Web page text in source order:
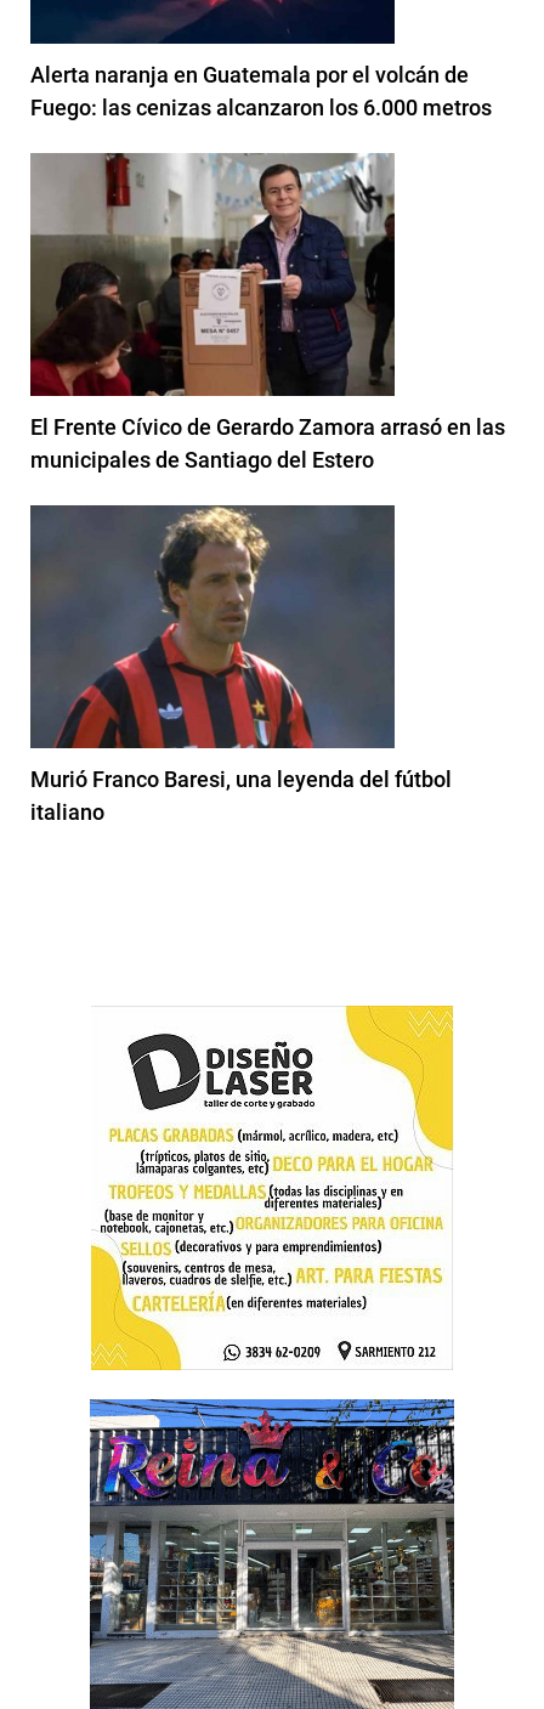
Alerta naranja en Guatemala por el volcán de
Fuego: las cenizas alcanzaron los 6.000 metros
El Frente Cívico de Gerardo Zamora arrasó en las
municipales de Santiago del Estero
Murió Franco Baresi, una leyenda del fútbol
italiano